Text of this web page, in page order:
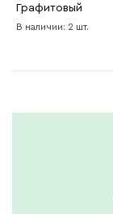
Графитовый
В наличии: 2 шт.